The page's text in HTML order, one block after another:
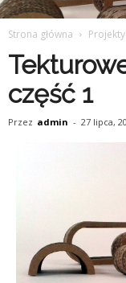
Strona główna
część 1
Przez admin - 27 lipca,